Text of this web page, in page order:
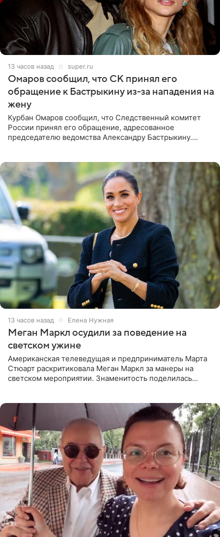
13 часов назад super.ru
Омаров сообщил, что СК принял его
обращение к Бастрыкину из-за нападения на
жену
Курбан Омаров сообщил, что Следственный комитет
России принял его обращение, адресованное
председателю ведомства Александру Бастрыкину.
13 часов назад Елена Нужная
Меган Маркл осудили за поведение на
светском ужине
Американская телеведущая и предприниматель Марта
Стюарт раскритиковала Меган Маркл за манеры на
светском мероприятии. Знаменитость поделилась